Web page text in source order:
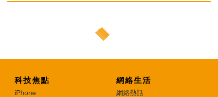
科技焦點
iPhone
網絡生活
網絡熱話